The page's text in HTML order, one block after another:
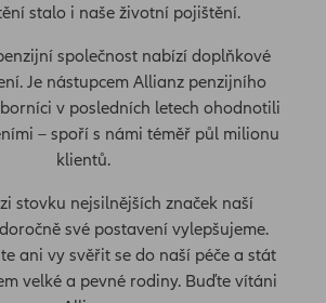
stalo i naše životní pojištění.
společnost nabízí doplňkové
Je nástupcem Allianz penzijního
v posledních letech ohodnotili
– spoří s námi téměř půl milionu
klientů.
stovku nejsilnějších značek naší
své postavení vylepšujeme.
ani vy svěřit se do naší péče a stát
velké a pevné rodiny. Buďte vítáni